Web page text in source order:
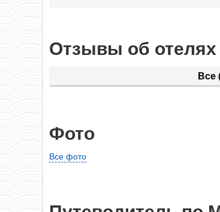
Отзывы об
Все
Фото
Все фото